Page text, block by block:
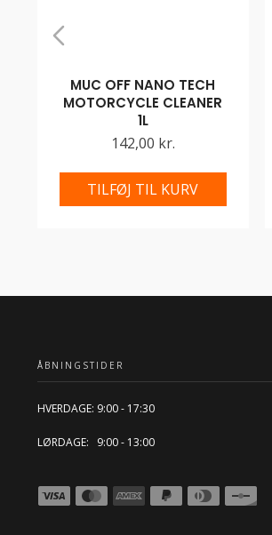
MUC OFF NANO TECH
MOTORCYCLE CLEANER
1L
142,00 kr.
TILFØJ TIL KURV
ÅBNINGSTIDER
HVERDAGE: 9:00 - 17:30
LØRDAGE: 9:00 - 13:00